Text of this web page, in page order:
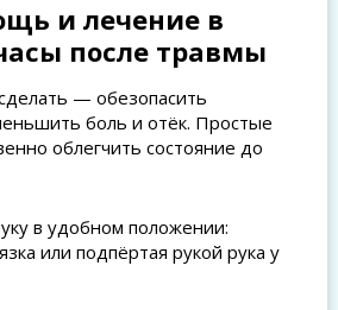
и лечение в
после травмы
— обезопасить
боль и отёк. Простые
облегчить состояние до
в удобном положении:
или подпёртая рукой рука у